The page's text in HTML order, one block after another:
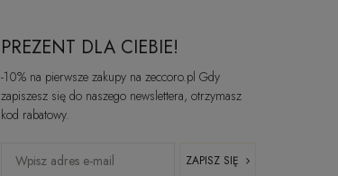
PREZENT DLA CIEBIE!
-10% na pierwsze zakupy na zeccoro.pl Gdy
zapiszesz się do naszego newslettera, otrzymasz
kod rabatowy.
ZAPISZ SIĘ